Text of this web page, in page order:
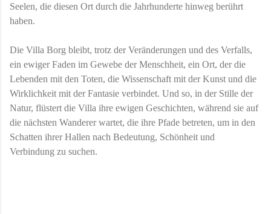
Seelen, die diesen Ort durch die Jahrhunderte hinweg berührt
haben.
Die Villa Borg bleibt, trotz der Veränderungen und des Verfalls,
ein ewiger Faden im Gewebe der Menschheit, ein Ort, der die
Lebenden mit den Toten, die Wissenschaft mit der Kunst und die
Wirklichkeit mit der Fantasie verbindet. Und so, in der Stille der
Natur, flüstert die Villa ihre ewigen Geschichten, während sie auf
die nächsten Wanderer wartet, die ihre Pfade betreten, um in den
Schatten ihrer Hallen nach Bedeutung, Schönheit und
Verbindung zu suchen.